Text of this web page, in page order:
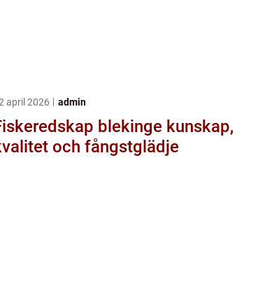
april 2026 admin
blekinge kunskap,
och fångstglädje